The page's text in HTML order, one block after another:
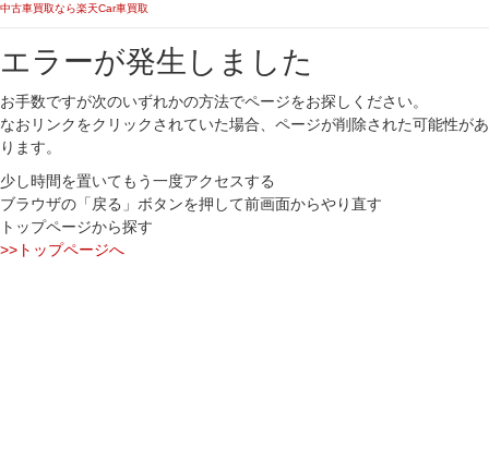
中古車買取なら楽天Car車買取
エラーが発生しました
お手数ですが次のいずれかの方法でページをお探しください。
なおリンクをクリックされていた場合、ページが削除された可能性があ
ります。
少し時間を置いてもう一度アクセスする
ブラウザの「戻る」ボタンを押して前画面からやり直す
トップページから探す
>>トップページへ